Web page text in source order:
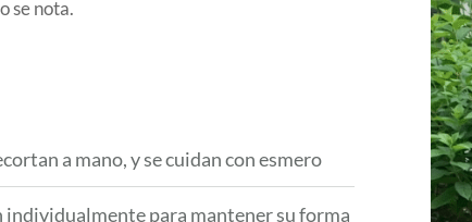
se nota.
a mano, y se cuidan con esmero
individualmente para mantener su forma